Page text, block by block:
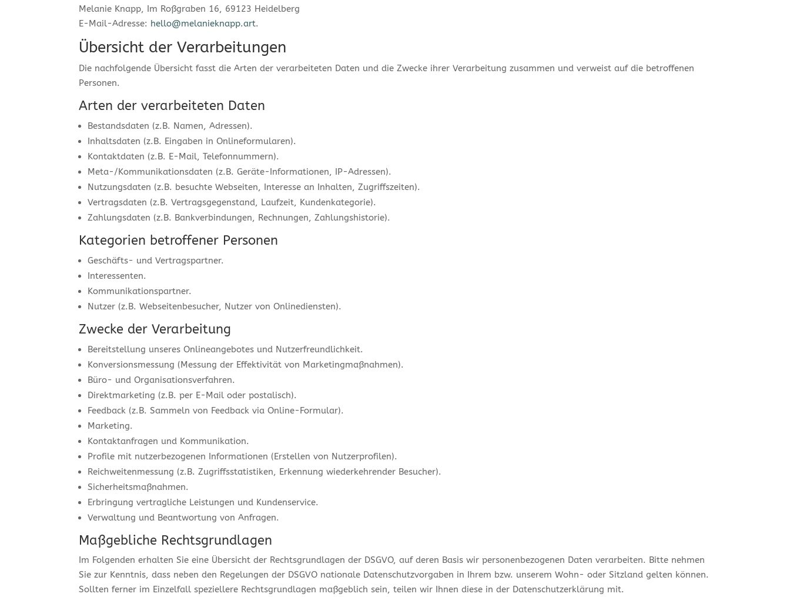
Melanie Knapp, Im Roßgraben 16, 69123 Heidelberg
E-Mail-Adresse: hello@melanieknapp.art.
Übersicht der Verarbeitungen
Die nachfolgende Übersicht fasst die Arten der verarbeiteten Daten und die Zwecke ihrer Verarbeitung zusammen und verweist auf die betroffenen
Personen.
Arten der verarbeiteten Daten
Bestandsdaten (z.B. Namen, Adressen).
Inhaltsdaten (z.B. Eingaben in Onlineformularen).
Kontaktdaten (z.B. E-Mail, Telefonnummern).
Meta-/Kommunikationsdaten (z.B. Geräte-Informationen, IP-Adressen).
Nutzungsdaten (z.B. besuchte Webseiten, Interesse an Inhalten, Zugriffszeiten).
Vertragsdaten (z.B. Vertragsgegenstand, Laufzeit, Kundenkategorie).
Zahlungsdaten (z.B. Bankverbindungen, Rechnungen, Zahlungshistorie).
Kategorien betroffener Personen
Geschäfts- und Vertragspartner.
Interessenten.
Kommunikationspartner.
Nutzer (z.B. Webseitenbesucher, Nutzer von Onlinediensten).
Zwecke der Verarbeitung
Bereitstellung unseres Onlineangebotes und Nutzerfreundlichkeit.
Konversionsmessung (Messung der Effektivität von Marketingmaßnahmen).
Büro- und Organisationsverfahren.
Direktmarketing (z.B. per E-Mail oder postalisch).
Feedback (z.B. Sammeln von Feedback via Online-Formular).
Marketing.
Kontaktanfragen und Kommunikation.
Profile mit nutzerbezogenen Informationen (Erstellen von Nutzerprofilen).
Reichweitenmessung (z.B. Zugriffsstatistiken, Erkennung wiederkehrender Besucher).
Sicherheitsmaßnahmen.
Erbringung vertragliche Leistungen und Kundenservice.
Verwaltung und Beantwortung von Anfragen.
Maßgebliche Rechtsgrundlagen
Im Folgenden erhalten Sie eine Übersicht der Rechtsgrundlagen der DSGVO, auf deren Basis wir personenbezogenen Daten verarbeiten. Bitte nehmen
Sie zur Kenntnis, dass neben den Regelungen der DSGVO nationale Datenschutzvorgaben in Ihrem bzw. unserem Wohn- oder Sitzland gelten können.
Sollten ferner im Einzelfall speziellere Rechtsgrundlagen maßgeblich sein, teilen wir Ihnen diese in der Datenschutzerklärung mit.